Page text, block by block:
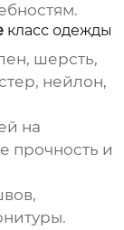
класс одежды
шерсть,
нейлон,
на
прочность и